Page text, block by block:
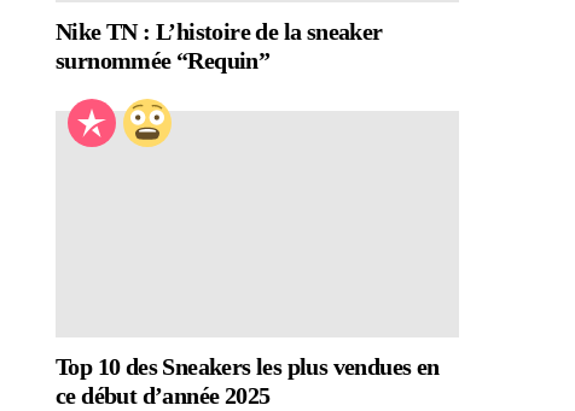
Nike TN : L’histoire de la sneaker
surnommée “Requin”
Top 10 des Sneakers les plus vendues en
ce début d’année 2025